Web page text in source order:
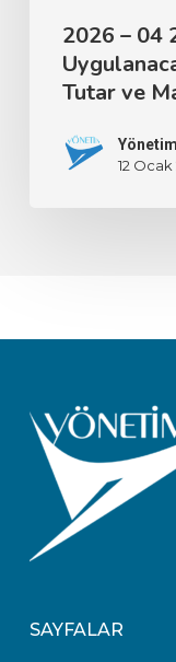
2026 – 04
Tutar ve
12
SAYFALAR